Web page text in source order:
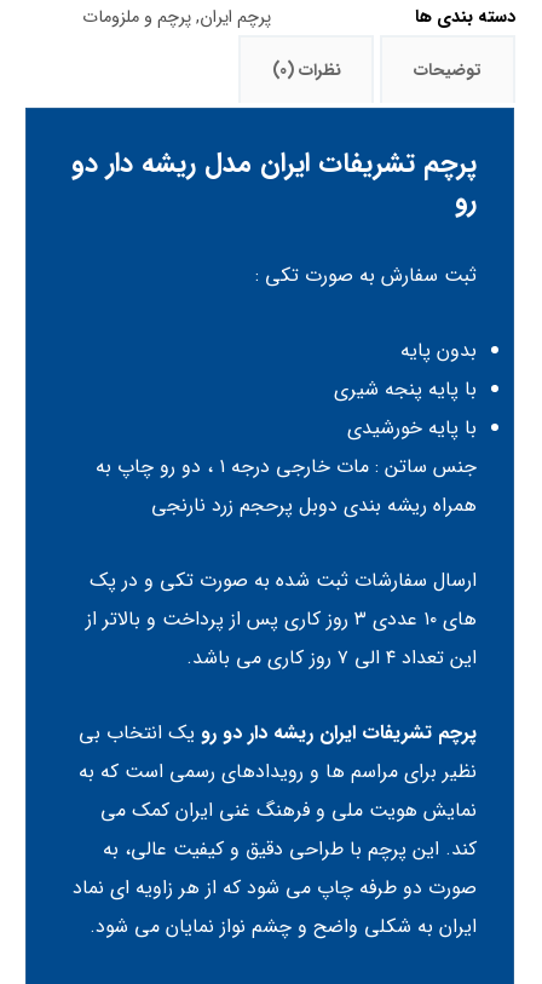
دسته بندی ها
پرچم ایران,پرچم و ملزومات
توضیحات نظرات (0)
پرچم تشریفات ایران مدل ریشه دار دو
رو
ثبت سفارش به صورت تکی :
بدون پایه
با پایه پنجه شیری
با پایه خورشیدی
جنس ساتن : مات خارجی درجه ۱ ، دو رو چاپ به
همراه ریشه بندی دوبل پرحجم زرد نارنجی
ارسال سفارشات ثبت شده به صورت تکی و در پک
های ۱۰ عددی ۳ روز کاری پس از پرداخت و بالاتر از
این تعداد ۴ الی ۷ روز کاری می باشد.
پرچم تشریفات ایران ریشه دار دو رو یک انتخاب بی
نظیر برای مراسم ها و رویدادهای رسمی است که به
نمایش هویت ملی و فرهنگ غنی ایران کمک می
کند. این پرچم با طراحی دقیق و کیفیت عالی، به
صورت دو طرفه چاپ می شود که از هر زاویه ای نماد
ایران به شکلی واضح و چشم نواز نمایان می شود.